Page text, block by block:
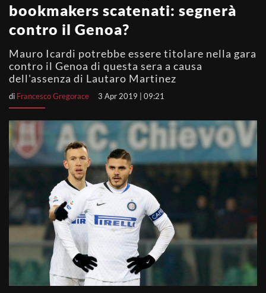
bookmakers scatenati: segnerà
contro il Genoa?
Mauro Icardi potrebbe essere titolare nella gara
contro il Genoa di questa sera a causa
dell'assenza di Lautaro Martinez
di Francesco Gregorace 3 Apr 2019 | 09:21